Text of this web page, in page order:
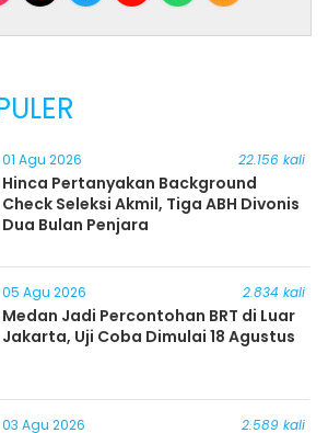
01 Agu 2026 22.156 kali
Hinca Pertanyakan Background
Check Seleksi Akmil, Tiga ABH Divonis
Dua Bulan Penjara
05 Agu 2026 2.834 kali
Medan Jadi Percontohan BRT di Luar
Jakarta, Uji Coba Dimulai 18 Agustus
03 Agu 2026 2.589 kali